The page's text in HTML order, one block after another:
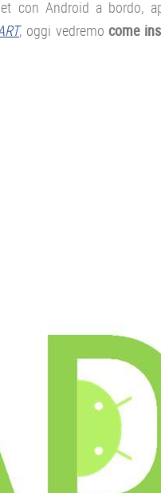
con Android a bordo,
, oggi vedremo come